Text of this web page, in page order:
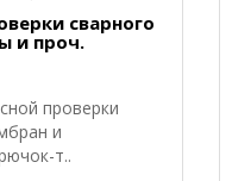
сварного
и проч.
проверки
и
т..